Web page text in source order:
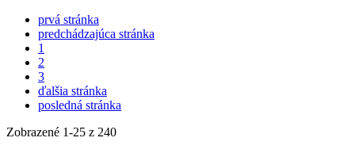
prvá stránka
predchádzajúca stránka
1
2
3
ďalšia stránka
posledná stránka
Zobrazené 1-25 z 240